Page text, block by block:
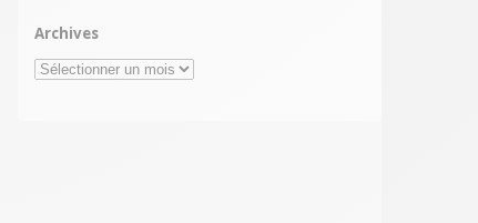
Archives
Archives